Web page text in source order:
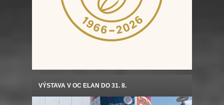
VÝSTAVA V OC ELAN DO 31. 8.